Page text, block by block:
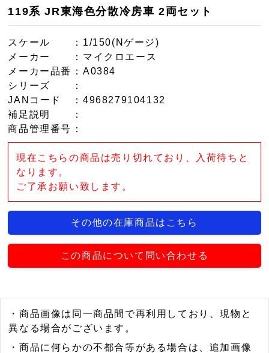
119系 JR東海色分散冷房車 2両セット
スケール
：1/150(Nゲージ)
メーカー
：マイクロエース
メーカー品番
：A0384
シリーズ
：
JANコード
：4968279104132
補足説明
：
商品管理番号 ：
現在こちらの商品は売り切れており、入荷待ちと
なります。
ご了承お願い致します。
その他の在庫商品はこちら
この商品について問い合わせる
・商品画像は同一商品間で再利用しており、現物と
異なる場合がございます。
・商品に何らかの不都合等がある場合は、追加画像